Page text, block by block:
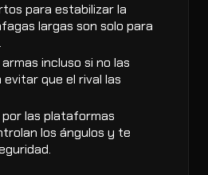
para estabilizar la
largas son solo para
incluso si no las
que el rival las
las plataformas
los ángulos y te